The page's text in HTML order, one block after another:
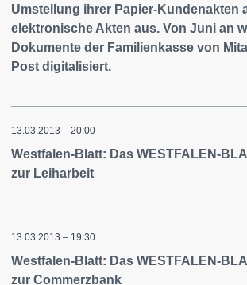
Umstellung ihrer Papier-Kundenakten
elektronische Akten aus. Von Juni an
Dokumente der Familienkasse von
Post digitalisiert.
13.03.2013 – 20:00
Westfalen-Blatt: Das WESTFALEN-
zur Leiharbeit
13.03.2013 – 19:30
Westfalen-Blatt: Das WESTFALEN-
zur Commerzbank